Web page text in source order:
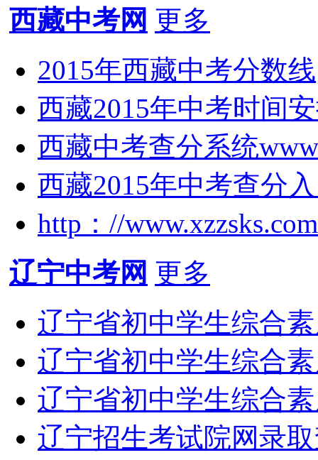
西藏中考网 更多
2015年西藏中考分数线
西藏2015年中考时间
西藏中考查分系统
西藏2015年中考查分
http：//
辽宁中考网 更多
辽宁省初中学生综合
辽宁省初中学生综合
辽宁省初中学生综合
辽宁招生考试院网录